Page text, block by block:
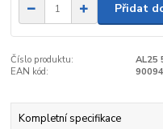
Přidat
Číslo produktu:
AL25
EAN kód:
Kompletní specifikace